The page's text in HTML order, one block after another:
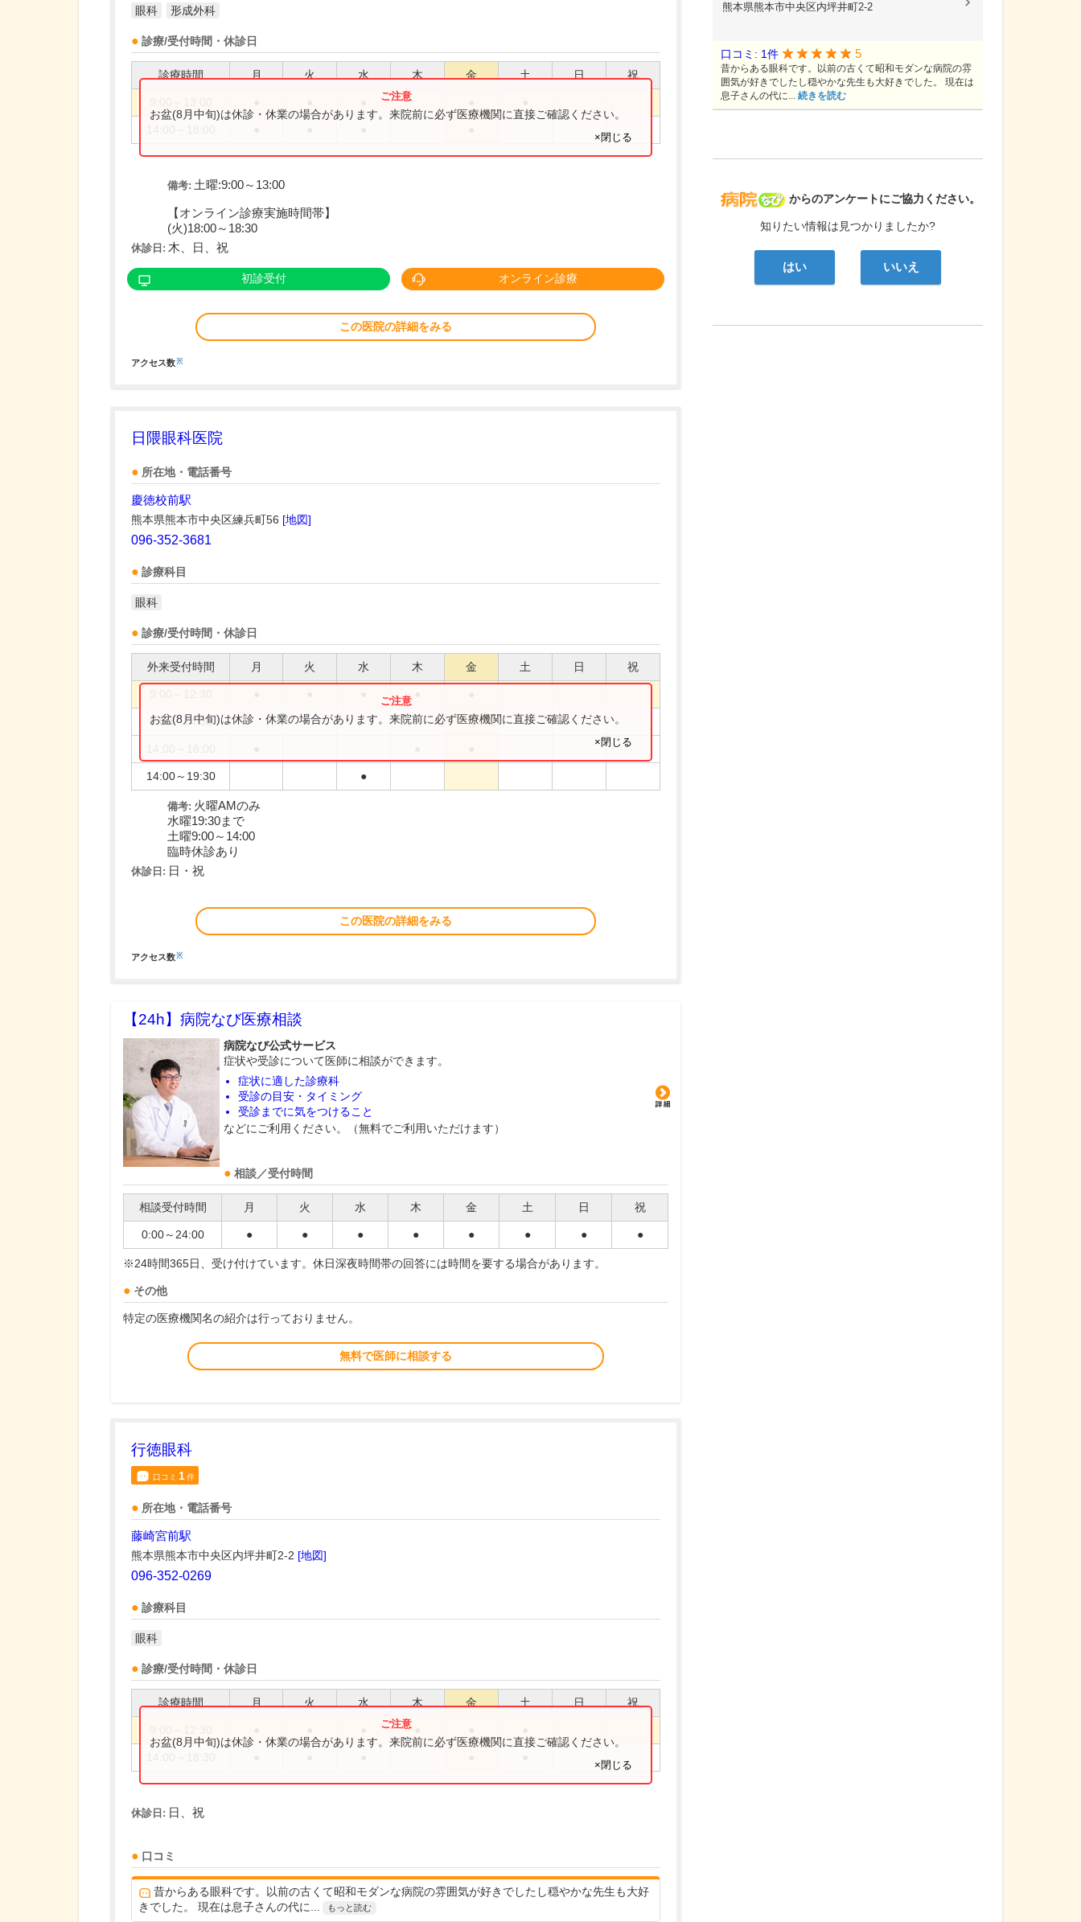
眼科 形成外科
診療/受付時間・休診日
診療時間 月 火 水 木 金 土 日 祝
お盆(8月中旬)は休診・休業の場合があります。来院前に必ず医療機関に直接ご確認ください。
×閉じる
備考: 土曜:9:00～13:00
【オンライン診療実施時間帯】
(火)18:00～18:30
休診日: 木、日、祝
初診受付 オンライン診療
この医院の詳細をみる
アクセス数※
日隈眼科医院
所在地・電話番号
慶徳校前駅
熊本県熊本市中央区練兵町56 [地図]
096-352-3681
診療科目
眼科
診療/受付時間・休診日
外来受付時間 月 火 水 木 金 土 日 祝
9:00～14:00 ●
14:00～19:30 ●
お盆(8月中旬)は休診・休業の場合があります。来院前に必ず医療機関に直接ご確認ください。
×閉じる
備考: 火曜AMのみ
水曜19:30まで
土曜9:00～14:00
臨時休診あり
休診日: 日・祝
この医院の詳細をみる
アクセス数※
【24h】 病院なび医療相談
病院なび公式サービス
症状や受診について医師に相談ができます。
症状に適した診療科
受診の目安・タイミング
受診までに気をつけること
などにご利用ください。（無料でご利用いただけます）
相談／受付時間
相談受付時間 月 火 水 木 金 土 日 祝
0:00～24:00 ● ● ● ● ● ● ● ●
※24時間365日、受け付けています。休日深夜時間帯の回答には時間を要する場合があります。
その他
特定の医療機関名の紹介は行っておりません。
無料で医師に相談する
行徳眼科
口コミ 1件
所在地・電話番号
藤崎宮前駅
熊本県熊本市中央区内坪井町2-2 [地図]
096-352-0269
診療科目
眼科
診療/受付時間・休診日
診療時間 月 火 水 木 金 土 日 祝
お盆(8月中旬)は休診・休業の場合があります。来院前に必ず医療機関に直接ご確認ください。
×閉じる
休診日: 日、祝
口コミ
昔からある眼科です。以前の古くて昭和モダンな病院の雰囲気が好きでしたし穏やかな先生も大好
きでした。 現在は息子さんの代に...
もっと読む
病院なび
からのアンケートにご協力ください。
知りたい情報は見つかりましたか?
はい いいえ
熊本県熊本市中央区内坪井町2-2
口コミ: 1件 5
昔からある眼科です。以前の古くて昭和モダンな病院の雰
囲気が好きでしたし穏やかな先生も大好きでした。 現在は
息子さんの代に... 続きを読む